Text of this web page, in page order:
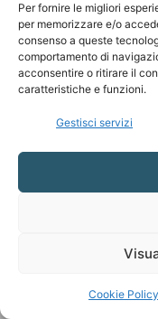
Per fornire le migliori
per memorizzare e/o
consenso a queste
comportamento di
acconsentire o ritirare il
caratteristiche e funzioni.
Gestisci servizi
Cookie Policy